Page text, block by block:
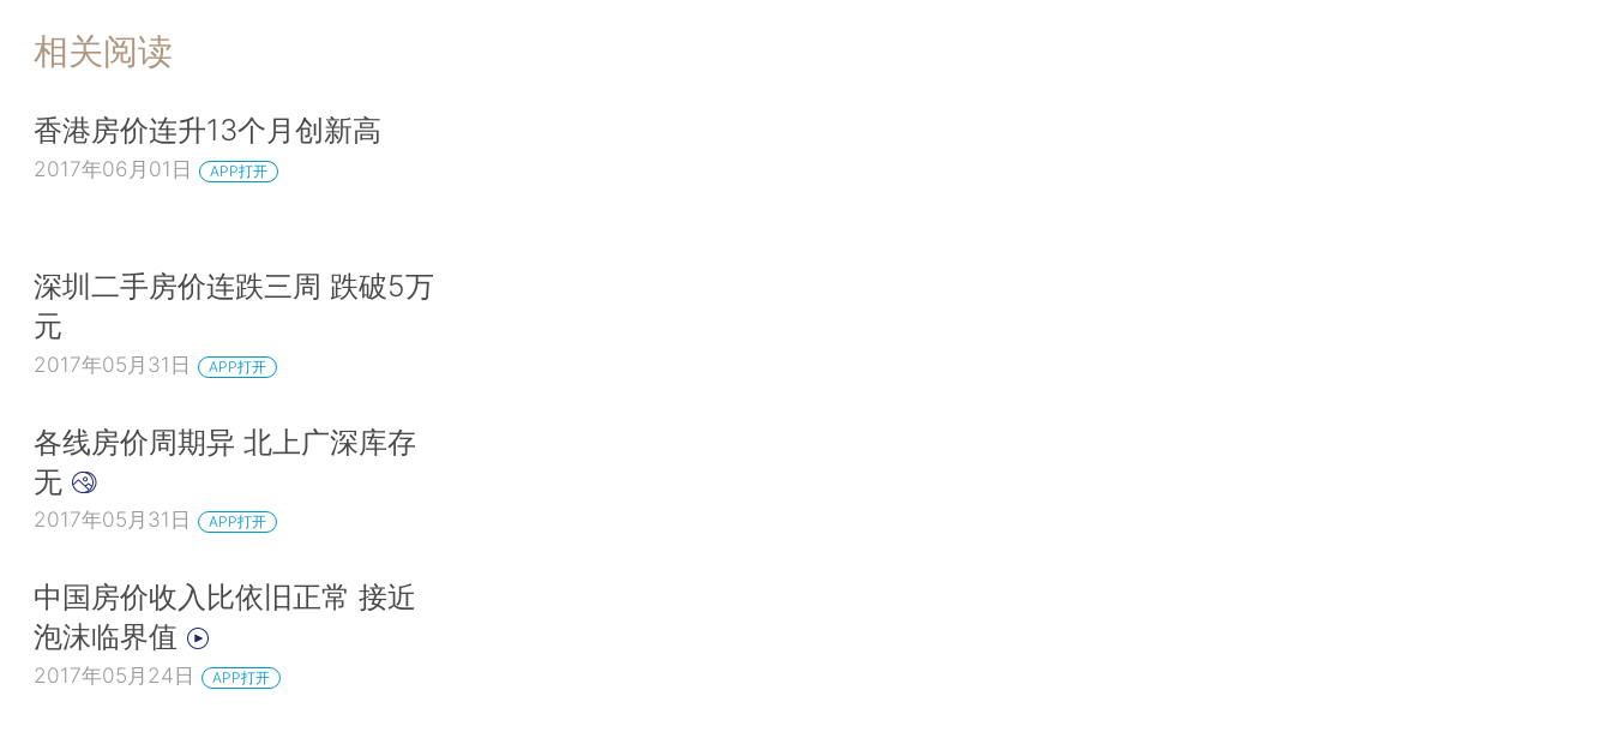
相关阅读
香港房价连升13个月创新高
2017年06月01日 APP打开
深圳二手房价连跌三周 跌破5万
元
2017年05月31日 APP打开
各线房价周期异 北上广深库存
无
2017年05月31日 APP打开
中国房价收入比依旧正常 接近
泡沫临界值
2017年05月24日 APP打开